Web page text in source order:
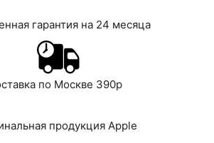
гарантия на 24 месяца
по Москве 390р
продукция Apple